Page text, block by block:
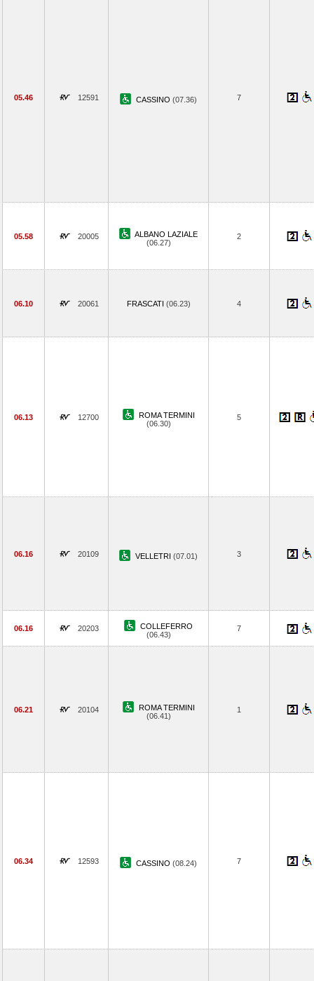
05.46 12591 CASSINO (07.36) 7
05.58 20005
ALBANO LAZIALE
(06.27)
2
06.10 20061 FRASCATI (06.23) 4
06.13 12700
ROMA TERMINI
(06.30)
5
06.16 20109 VELLETRI (07.01) 3
06.16 20203
COLLEFERRO
(06.43)
7
06.21 20104
ROMA TERMINI
(06.41)
1
06.34 12593 CASSINO (08.24) 7